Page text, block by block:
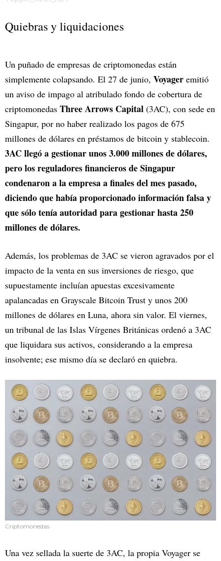
Quiebras y liquidaciones
Un puñado de empresas de criptomonedas están
simplemente colapsando. El 27 de junio, Voyager emitió
un aviso de impago al atribulado fondo de cobertura de
criptomonedas Three Arrows Capital (3AC), con sede en
Singapur, por no haber realizado los pagos de 675
millones de dólares en préstamos de bitcoin y stablecoin.
3AC llegó a gestionar unos 3.000 millones de dólares,
pero los reguladores financieros de Singapur
condenaron a la empresa a finales del mes pasado,
diciendo que había proporcionado información falsa y
que sólo tenía autoridad para gestionar hasta 250
millones de dólares.
Además, los problemas de 3AC se vieron agravados por el
impacto de la venta en sus inversiones de riesgo, que
supuestamente incluían apuestas excesivamente
apalancadas en Grayscale Bitcoin Trust y unos 200
millones de dólares en Luna, ahora sin valor. El viernes,
un tribunal de las Islas Vírgenes Británicas ordenó a 3AC
que liquidara sus activos, considerando a la empresa
insolvente; ese mismo día se declaró en quiebra.
Criptomonedas
Una vez sellada la suerte de 3AC, la propia Voyager se